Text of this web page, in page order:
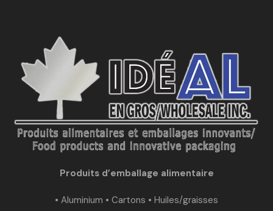
Produits d’emballage alimentaire
• Aluminium • Cartons • Huiles/graisses